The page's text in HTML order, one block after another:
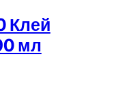
Клей
мл